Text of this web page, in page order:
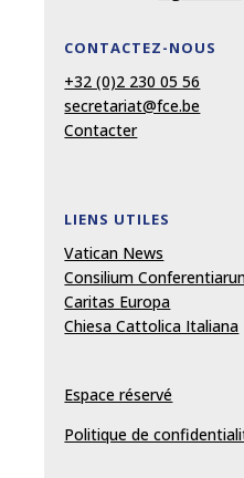
CONTACTEZ-NOUS
+32 (0)2 230 05 56
secretariat@fce.be
Contacter
LIENS UTILES
Vatican News
Consilium
Caritas Europa
Chiesa Cattolica Italiana
Espace réservé
Politique de